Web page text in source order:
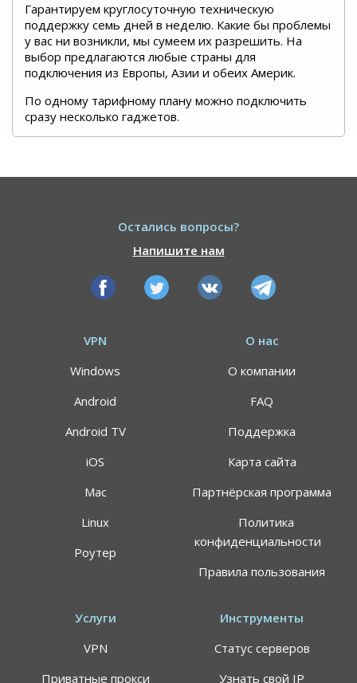
СКИДКИ 64%
Воспользуйтесь специальным предложением
ALTVPN, и сэкомьте на тарифном плане до 64%
191.8$ 59.99$
Цена указана за план подписки 24 месяца, может
Гарантируем круглосуточную техническую
поддержку семь дней в неделю. Какие бы проблемы
у вас ни возникли, мы сумеем их разрешить. На
выбор предлагаются любые страны для
подключения из Европы, Азии и обеих Америк.
По одному тарифному плану можно подключить
сразу несколько гаджетов.
Остались вопросы?
Напишите нам
VPN
Windows
Android
Android TV
iOS
Mac
Linux
Роутер
О нас
О компании
FAQ
Поддержка
Карта сайта
Партнёрская программа
Политика
конфиденциальности
Правила пользования
Услуги
VPN
Приватные прокси
Инструменты
Статус серверов
Узнать свой IP